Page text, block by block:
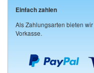
Einfach zahlen
Als Zahlungsarten bieten
Vorkasse.